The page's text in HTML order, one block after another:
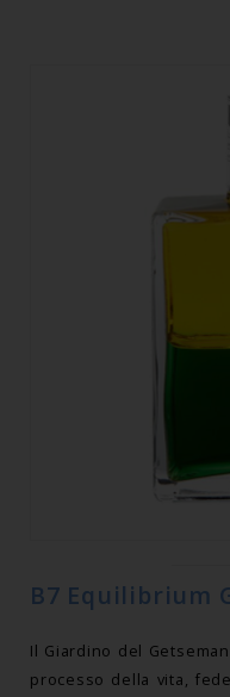
B7 Equilibrium
Il Giardino del
processo della vita,